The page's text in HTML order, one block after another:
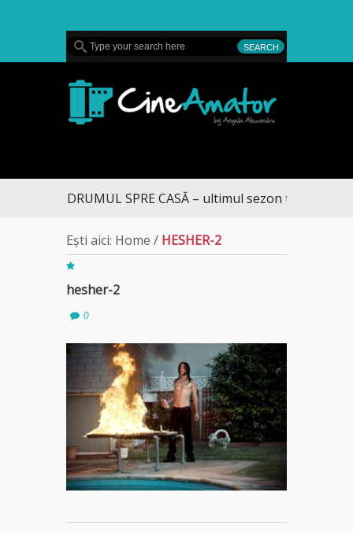
DRUMUL SPRE CASĂ – ultimul sezon te aduce la
Ești aici: Home / HESHER-2
hesher-2
0